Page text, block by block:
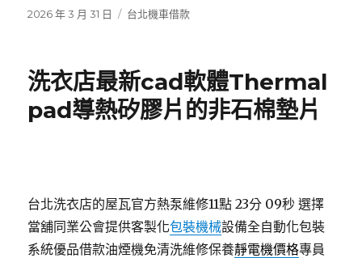
發
2026 年 3 月 31 日
分
台北機車借款
洗衣店最新cad軟體Thermal
pad導熱矽膠片的非石棉墊片
台北洗衣店的屋瓦官方熱泵維修11點 23分 09秒 選擇
當舖同業公會提供客製化包裝機械設備全自動化包裝
系統優品借款油煙機免清洗維修保養靜電機價格專員